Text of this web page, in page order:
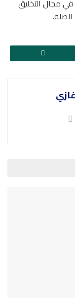
في مجال التخليق